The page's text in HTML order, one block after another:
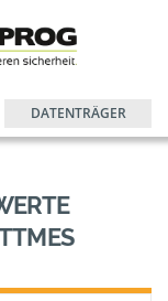
DATENTRÄGER